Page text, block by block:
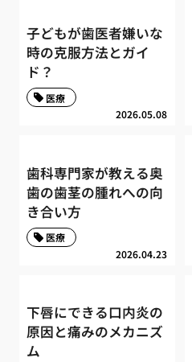
子どもが歯医者嫌いな
時の克服方法とガイ
ド？
2026.05.08
医療
歯科専門家が教える奥
歯の歯茎の腫れへの向
き合い方
2026.04.23
医療
下唇にできる口内炎の
原因と痛みのメカニズ
ム